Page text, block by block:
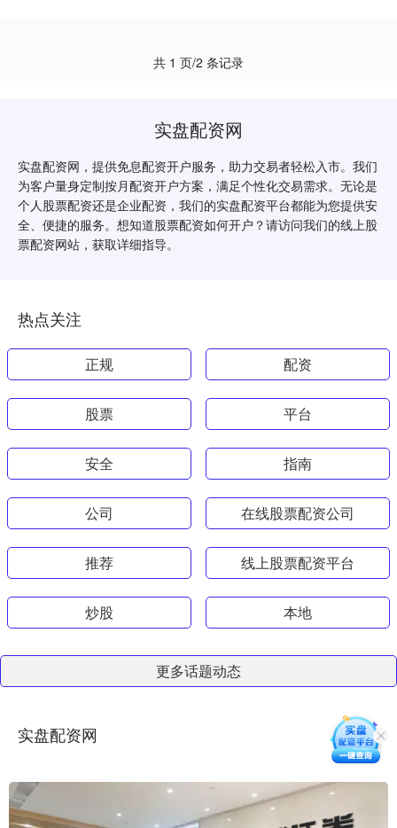
共 1 页/2 条记录
实盘配资网
实盘配资网，提供免息配资开户服务，助力交易者轻松入市。我们
为客户量身定制按月配资开户方案，满足个性化交易需求。无论是
个人股票配资还是企业配资，我们的实盘配资平台都能为您提供安
全、便捷的服务。想知道股票配资如何开户？请访问我们的线上股
票配资网站，获取详细指导。
热点关注
正规 配资
股票 平台
安全 指南
公司 在线股票配资公司
推荐 线上股票配资平台
炒股 本地
更多话题动态
实盘配资网